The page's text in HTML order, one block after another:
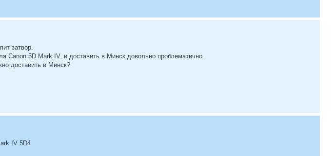
затвор.
Canon 5D Mark IV, и доставить в Минск довольно проблематично..
доставить в Минск?
IV 5D4